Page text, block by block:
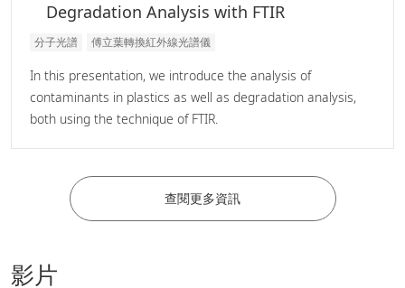
Degradation Analysis with FTIR
分子光譜 傅立葉轉換紅外線光譜儀
In this presentation, we introduce the analysis of
contaminants in plastics as well as degradation analysis,
both using the technique of FTIR.
查閱更多資訊
影片